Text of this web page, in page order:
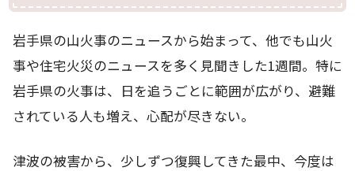
岩手県の山火事のニュースから始まって、他でも山火
事や住宅火災のニュースを多く見聞きした1週間。特に
岩手県の火事は、日を追うごとに範囲が広がり、避難
されている人も増え、心配が尽きない。
津波の被害から、少しずつ復興してきた最中、今度は